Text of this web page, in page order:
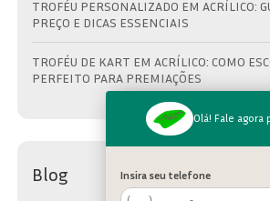
TROFÉU PERSONALIZADO EM ACRÍLICO: GUIA COMPLETO DE
PREÇO E DICAS ESSENCIAIS
TROFÉU DE KART EM ACRÍLICO: COMO ESCOLHER O MODELO
PERFEITO PARA PREMIAÇÕES
Blog
Olá! Fale agora
Insira seu telefone